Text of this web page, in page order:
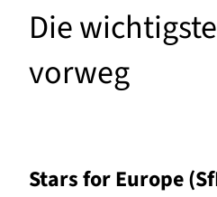
Die
vorweg
Stars for Europe